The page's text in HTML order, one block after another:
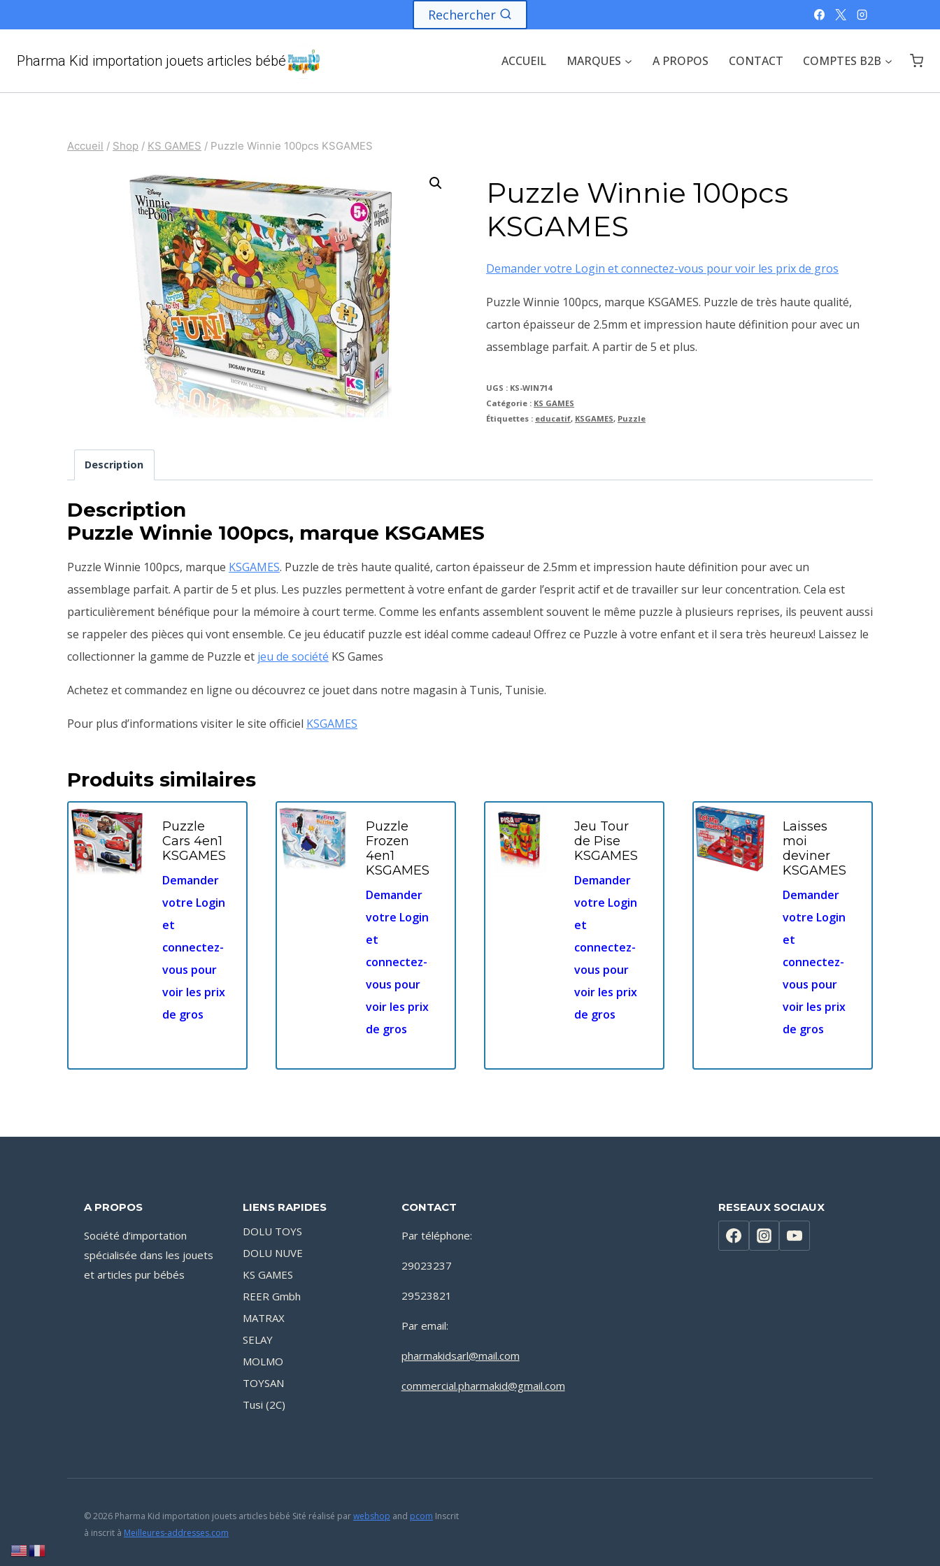
au
contenu
Rechercher
Pharma Kid importation jouets articles bébé ACCUEIL MARQUES A PROPOS CONTACT COMPTES B2B
Accueil / Shop / KS GAMES / Puzzle Winnie 100pcs KSGAMES
Puzzle Winnie 100pcs
KSGAMES
Demander votre Login et connectez-vous pour voir les prix de gros
Puzzle Winnie 100pcs, marque KSGAMES. Puzzle de très haute qualité,
carton épaisseur de 2.5mm et impression haute définition pour avec un
assemblage parfait. A partir de 5 et plus.
UGS : KS-WIN714
Catégorie : KS GAMES
Étiquettes : educatif, KSGAMES, Puzzle
Description
Description
Puzzle Winnie 100pcs, marque KSGAMES
Puzzle Winnie 100pcs, marque KSGAMES. Puzzle de très haute qualité, carton épaisseur de 2.5mm et impression haute définition pour avec un
assemblage parfait. A partir de 5 et plus. Les puzzles permettent à votre enfant de garder l’esprit actif et de travailler sur leur concentration. Cela est
particulièrement bénéfique pour la mémoire à court terme. Comme les enfants assemblent souvent le même puzzle à plusieurs reprises, ils peuvent aussi
se rappeler des pièces qui vont ensemble. Ce jeu éducatif puzzle est idéal comme cadeau! Offrez ce Puzzle à votre enfant et il sera très heureux! Laissez le
collectionner la gamme de Puzzle et jeu de société KS Games
Achetez et commandez en ligne ou découvrez ce jouet dans notre magasin à Tunis, Tunisie.
Pour plus d’informations visiter le site officiel KSGAMES
Produits similaires
Puzzle
Cars 4en1
KSGAMES
Demander
votre Login
et
connectez-
vous pour
voir les prix
de gros
Puzzle
Frozen
4en1
KSGAMES
Demander
votre Login
et
connectez-
vous pour
voir les prix
de gros
Jeu Tour
de Pise
KSGAMES
Demander
votre Login
et
connectez-
vous pour
voir les prix
de gros
Laisses
moi
deviner
KSGAMES
Demander
votre Login
et
connectez-
vous pour
voir les prix
de gros
A PROPOS
Société d’importation
spécialisée dans les jouets
et articles pur bébés
LIENS RAPIDES
DOLU TOYS
DOLU NUVE
KS GAMES
REER Gmbh
MATRAX
SELAY
MOLMO
TOYSAN
Tusi (2C)
CONTACT
Par téléphone:
29023237
29523821
Par email:
pharmakidsarl@mail.com
commercial.pharmakid@gmail.com
RESEAUX SOCIAUX
© 2026 Pharma Kid importation jouets articles bébé Sité réalisé parwebshop and pcom Inscrit
à inscrit à Meilleures-addresses.com